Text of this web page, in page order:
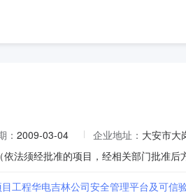
： 2009-03-04 企业地址： 大安市大
工程华电吉林公司安全管理平台及可信